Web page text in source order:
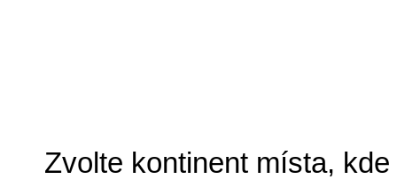
Zvolte kontinent místa,